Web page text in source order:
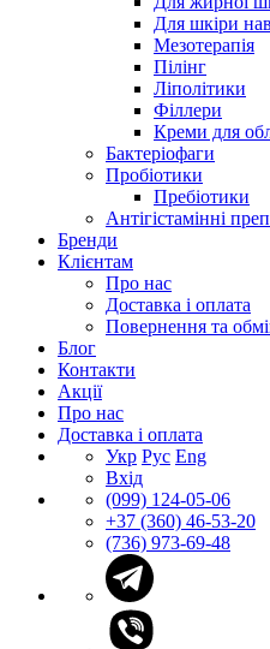
Для шкіри
Мезотерапія
Пілінг
Ліполітики
Філлери
Креми для
Бактеріофаги
Пробіотики
Пребіотики
Антігістамінні
Бренди
Клієнтам
Про нас
Доставка і оплата
Повернення та
Блог
Контакти
Акції
Про нас
Доставка і оплата
Укр Рус Eng
Вхід
(099) 124-05-06
+37 (360) 46-53-20
(736) 973-69-48